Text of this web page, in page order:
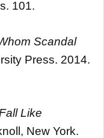
101.
Scandal
Press. 2014.
Like
New York.